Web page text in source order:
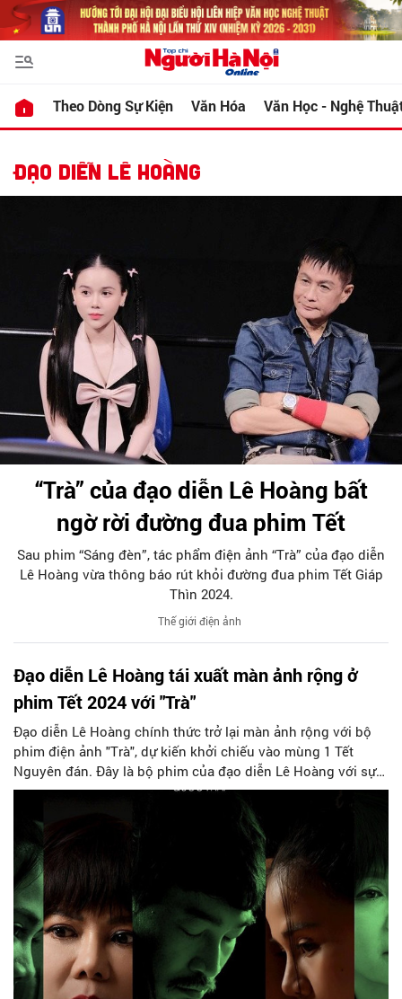
Theo Dòng Sự Kiện Văn Hóa Văn Học - Nghệ
ĐẠO DIỄN LÊ HOÀNG
“Trà” của đạo diễn Lê Hoàng bất
ngờ rời đường đua phim Tết
Sau phim “Sáng đèn”, tác phẩm điện ảnh “Trà” của đạo diễn
Lê Hoàng vừa thông báo rút khỏi đường đua phim Tết Giáp
Thìn 2024.
Thế giới điện ảnh
Đạo diễn Lê Hoàng tái xuất màn ảnh rộng ở
phim Tết 2024 với "Trà"
Đạo diễn Lê Hoàng chính thức trở lại màn ảnh rộng với bộ
phim điện ảnh "Trà", dự kiến khởi chiếu vào mùng 1 Tết
Nguyên đán. Đây là bộ phim của đạo diễn Lê Hoàng với sự
tham gia của nghệ sĩ Việt Hương, Trương Minh Quốc Thái và